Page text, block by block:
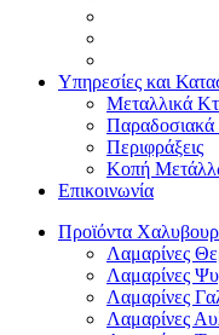
Υπηρεσίες και
Μεταλλικά
Παραδοσιακά
Περιφράξεις
Κοπή
Επικοινωνία
Προϊόντα
Λαμαρίνες
Λαμαρίνες
Λαμαρίνες
Λαμαρίνες